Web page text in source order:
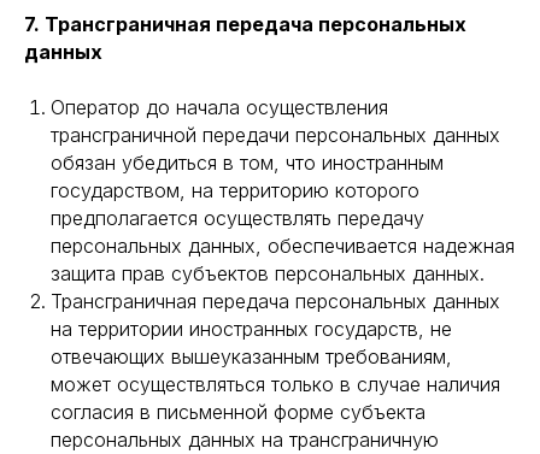
7. Трансграничная передача персональных
данных
Оператор до начала осуществления
трансграничной передачи персональных данных
обязан убедиться в том, что иностранным
государством, на территорию которого
предполагается осуществлять передачу
персональных данных, обеспечивается надежная
защита прав субъектов персональных данных.
Трансграничная передача персональных данных
на территории иностранных государств, не
отвечающих вышеуказанным требованиям,
может осуществляться только в случае наличия
согласия в письменной форме субъекта
персональных данных на трансграничную